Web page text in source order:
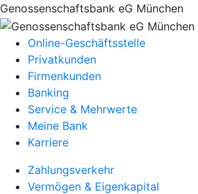
Genossenschaftsbank eG München
Online-Geschäftsstelle
Privatkunden
Firmenkunden
Banking
Service & Mehrwerte
Meine Bank
Karriere
Zahlungsverkehr
Vermögen & Eigenkapital